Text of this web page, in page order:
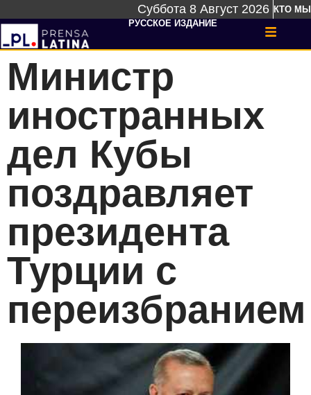
Суббота 8 Август 2026 КТО МЫ
РУССКОЕ ИЗДАНИЕ
Министр
иностранных
дел Кубы
поздравляет
президента
Турции с
переизбранием